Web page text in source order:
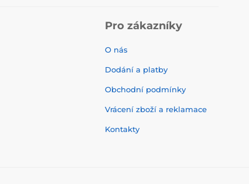
Pro zákazníky
O nás
Dodání a platby
Obchodní podmínky
Vrácení zboží a reklamace
Kontakty